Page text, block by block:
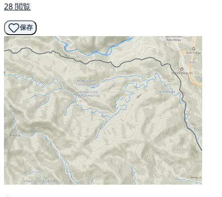
28 閲覧
保存